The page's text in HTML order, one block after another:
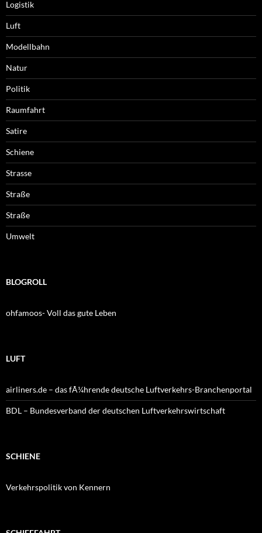
Logistik
Luft
Modellbahn
Natur
Politik
Raumfahrt
Satire
Schiene
Strasse
Straße
Straße
Umwelt
BLOGROLL
ohfamoos- Voll das gute Leben
LUFT
airliners.de – das fÃ¼hrende deutsche Luftverkehrs-Branchenportal
BDL – Bundesverband der deutschen Luftverkehrswirtschaft
SCHIENE
Verkehrspolitik von Kennern